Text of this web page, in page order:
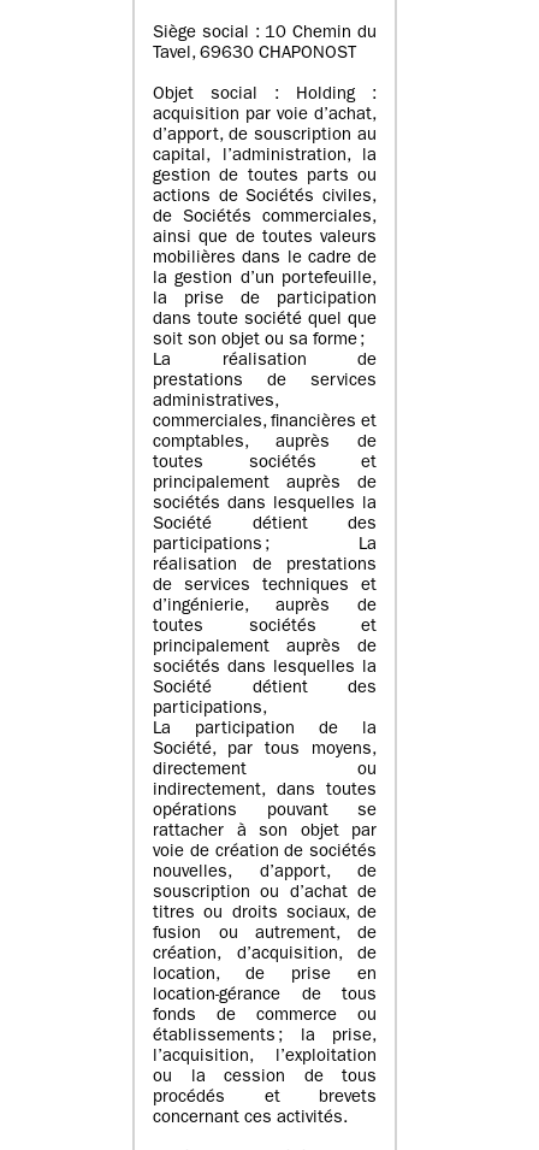
Siège social : 10 Chemin du
Tavel, 69630 CHAPONOST
Objet social : Holding :
acquisition par voie d’achat,
d’apport, de souscription au
capital, l’administration, la
gestion de toutes parts ou
actions de Sociétés civiles,
de Sociétés commerciales,
ainsi que de toutes valeurs
mobilières dans le cadre de
la gestion d’un portefeuille,
la prise de participation
dans toute société quel que
soit son objet ou sa forme ;
La réalisation de
prestations de services
administratives,
commerciales, financières et
comptables, auprès de
toutes sociétés et
principalement auprès de
sociétés dans lesquelles la
Société détient des
participations ; La
réalisation de prestations
de services techniques et
d’ingénierie, auprès de
toutes sociétés et
principalement auprès de
sociétés dans lesquelles la
Société détient des
participations,
La participation de la
Société, par tous moyens,
directement ou
indirectement, dans toutes
opérations pouvant se
rattacher à son objet par
voie de création de sociétés
nouvelles, d’apport, de
souscription ou d’achat de
titres ou droits sociaux, de
fusion ou autrement, de
création, d’acquisition, de
location, de prise en
location-gérance de tous
fonds de commerce ou
établissements ; la prise,
l’acquisition, l’exploitation
ou la cession de tous
procédés et brevets
concernant ces activités.